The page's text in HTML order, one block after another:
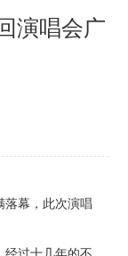
演唱会广
幕， 此次演唱
经过十几年的不